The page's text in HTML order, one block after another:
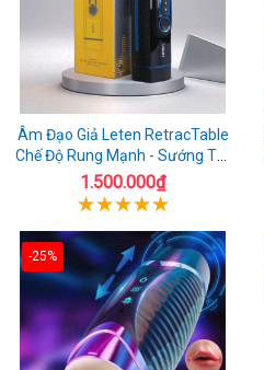
Âm Đạo Giả Leten RetracTable
Chế Độ Rung Mạnh - Sướng Tột
Đỉnh!
1.500.000₫
-25%